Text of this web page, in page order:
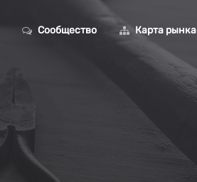
Сообщество Карта рынка